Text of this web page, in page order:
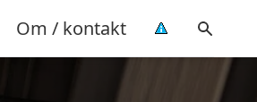
Om / kontakt